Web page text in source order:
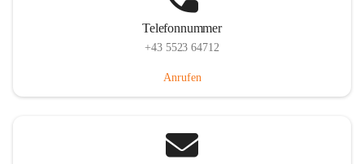
Telefonnummer
+43 5523 64712
Anrufen